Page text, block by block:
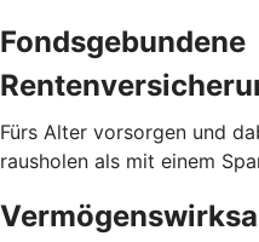
Fondsgebundene
Fürs Alter vorsorgen und
rausholen als mit einem